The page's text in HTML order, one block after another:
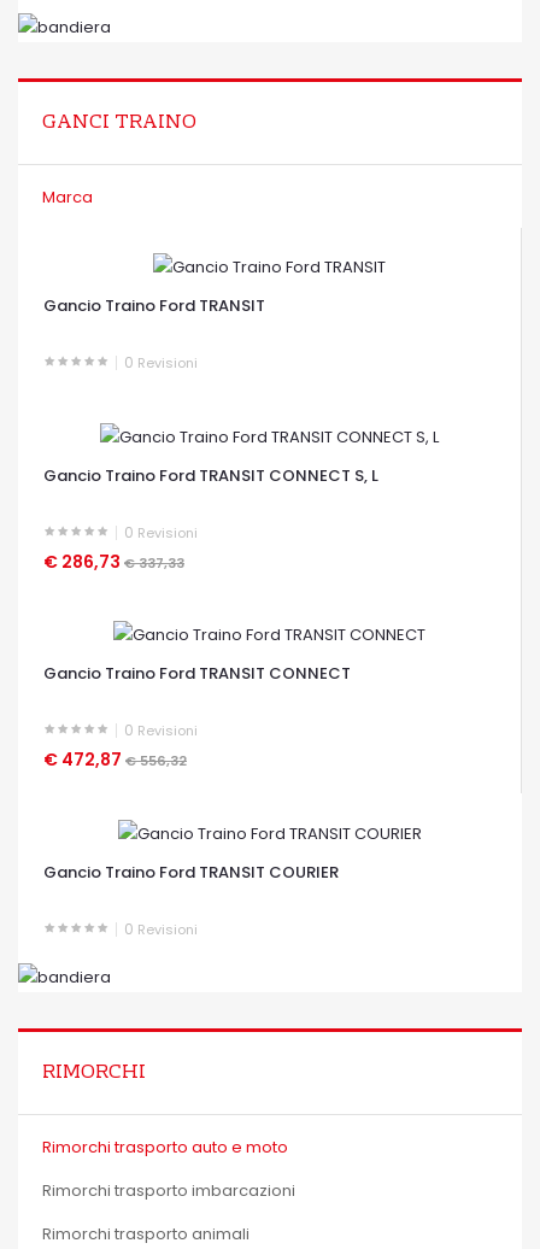
GANCI TRAINO
Marca
Gancio Traino Ford TRANSIT
0 Revisioni
OCCHIATA VELOCE
Gancio Traino Ford TRANSIT CONNECT S, L
0 Revisioni
€ 286,73 € 337,33
OCCHIATA VELOCE
Gancio Traino Ford TRANSIT CONNECT
0 Revisioni
€ 472,87 € 556,32
OCCHIATA VELOCE
Gancio Traino Ford TRANSIT COURIER
0 Revisioni
RIMORCHI
Rimorchi trasporto auto e moto
Rimorchi trasporto imbarcazioni
Rimorchi trasporto animali